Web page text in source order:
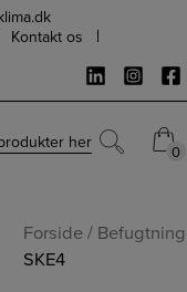
Kontakt os
her 0
0
Forside/ Befugtning
SKE4